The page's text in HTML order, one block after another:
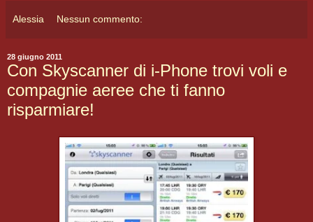
Alessia Nessun commento:
28 giugno 2011
Con Skyscanner di i-Phone trovi voli e
compagnie aeree che ti fanno
risparmiare!